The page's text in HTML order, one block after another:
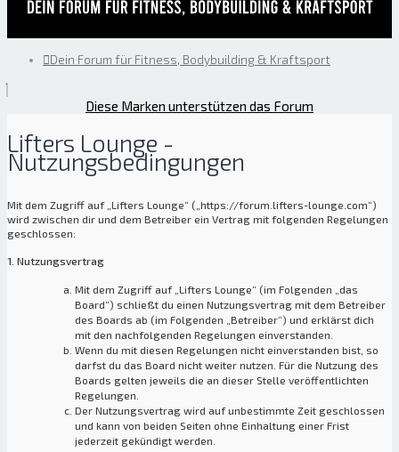
Dein Forum für Fitness, Bodybuilding & Kraftsport
Diese Marken unterstützen das Forum
Lifters Lounge -
Nutzungsbedingungen
Mit dem Zugriff auf „Lifters Lounge“ („https://forum.lifters-lounge.com“)
wird zwischen dir und dem Betreiber ein Vertrag mit folgenden Regelungen
geschlossen:
1. Nutzungsvertrag
Mit dem Zugriff auf „Lifters Lounge“ (im Folgenden „das
Board“) schließt du einen Nutzungsvertrag mit dem Betreiber
des Boards ab (im Folgenden „Betreiber“) und erklärst dich
mit den nachfolgenden Regelungen einverstanden.
Wenn du mit diesen Regelungen nicht einverstanden bist, so
darfst du das Board nicht weiter nutzen. Für die Nutzung des
Boards gelten jeweils die an dieser Stelle veröffentlichten
Regelungen.
Der Nutzungsvertrag wird auf unbestimmte Zeit geschlossen
und kann von beiden Seiten ohne Einhaltung einer Frist
jederzeit gekündigt werden.